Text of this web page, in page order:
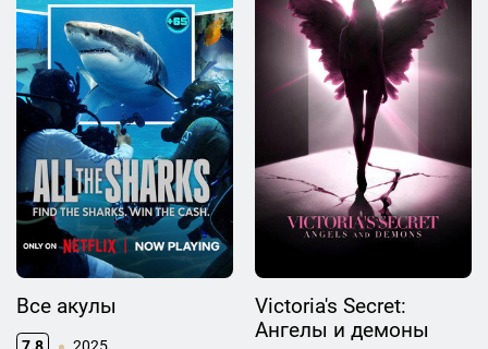
Все акулы
Victoria's Secret:
Ангелы и демоны